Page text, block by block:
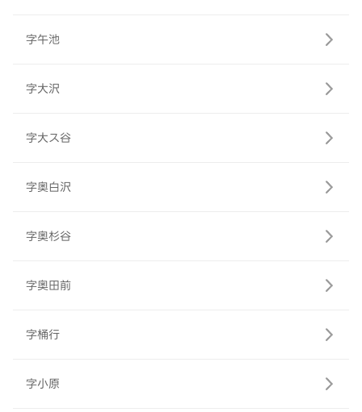
字午池
字大沢
字大ス谷
字奥白沢
字奥杉谷
字奥田前
字桶行
字小原